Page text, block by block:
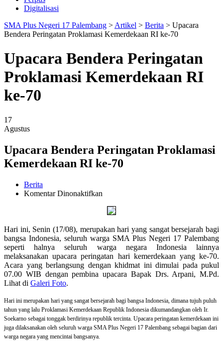
Digitalisasi
SMA Plus Negeri 17 Palembang > Artikel > Berita > Upacara
Bendera Peringatan Proklamasi Kemerdekaan RI ke-70
Upacara Bendera Peringatan
Proklamasi Kemerdekaan RI
ke-70
17
Agustus
Upacara Bendera Peringatan Proklamasi
Kemerdekaan RI ke-70
Berita
Komentar Dinonaktifkan
Bendera
Proklamasi
Kemerdekaan
RI
ke-
70
Hari ini, Senin (17/08), merupakan hari yang sangat bersejarah bagi
bangsa Indonesia, seluruh warga SMA Plus Negeri 17 Palembang
seperti halnya seluruh warga negara Indonesia lainnya
melaksanakan upacara peringatan hari kemerdekaan yang ke-70.
Acara yang berlangsung dengan khidmat ini dimulai pada pukul
07.00 WIB dengan pembina upacara Bapak Drs. Arpani, M.Pd.
Lihat di Galeri Foto.
Hari ini merupakan hari yang sangat bersejarah bagi bangsa Indonesia, dimana tujuh puluh
tahun yang lalu Proklamasi Kemerdekaan Republik Indonesia dikumandangkan oleh Ir.
Soekarno sebagai tonggak berdirinya republik tercinta. Upacara peringatan kemerdekaan ini
juga dilaksanakan oleh seluruh warga SMA Plus Negeri 17 Palembang sebagai bagian dari
warga negara yang mencintai bangsanya.